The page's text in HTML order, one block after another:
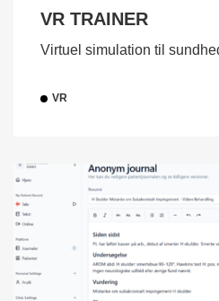
VR TRAINER
Virtuel simulation til
VR